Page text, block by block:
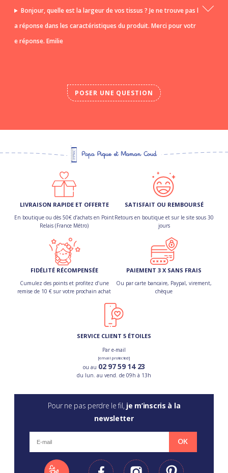
Bonjour, quelle est la largeur de vos tissus ? Je ne trouve pas l
a réponse dans les caractéristiques du produit. Merci pour votr
e réponse. Emilie
POSER UNE QUESTION
LIVRAISON RAPIDE ET OFFERTE
En boutique ou dès 50€ d’achats en Point
Relais (France Métro)
SATISFAIT OU REMBOURSÉ
Retours en boutique et sur le site sous 30
jours
FIDÉLITÉ RÉCOMPENSÉE
Cumulez des points et profitez d’une
remise de 10 € sur votre prochain achat
PAIEMENT 3 X SANS FRAIS
Ou par carte bancaire, Paypal, virement,
chèque
SERVICE CLIENT 5 ÉTOILES
Par e-mail
[email protected]
ou au 02 97 59 14 23
du lun. au vend. de 09h à 13h
Pour ne pas perdre le fil, je m’inscris à la
newsletter
OK